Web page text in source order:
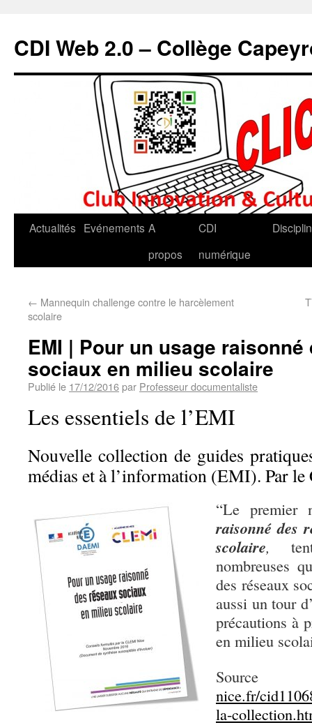
CDI Web 2.0 – Collège
Actualités Evénements A
propos
CDI
numérique
← Mannequin challenge contre le harcèlement
scolaire
EMI | Pour un usage
sociaux en milieu scolaire
Publié le 17/12/2016par Professeur documentaliste
Les essentiels de l’EMI
Nouvelle collection de guides
médias et à l’information (EMI). Par
“Le premier
raisonné des
scolaire,
nombreuses
des réseaux
aussi un tour
précautions à
en milieu
nice.fr/
la-